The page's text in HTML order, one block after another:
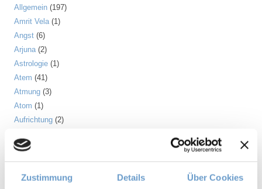
Zustimmung Details Über Cookies
Allgemein (197)
Amrit Vela(1)
Angst (6)
Arjuna(2)
Astrologie (1)
Atem (41)
Atmung (3)
Atom (1)
Aufrichtung (2)
Autonomes Nervensystem
Ayurveda(6)
Balance(5)